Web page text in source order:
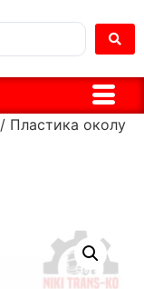
/ Пластика околу